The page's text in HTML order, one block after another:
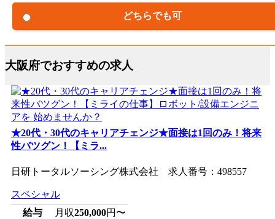
どちらでも可
大阪府でおすすめの求人
★20代・30代のキャリアチェンジ★面接は1回のみ！将来
性バツグン！【ミラ...
日研トータルソーシング株式会社 求人番号：498557
スペシャル
給与
月収250,000円〜